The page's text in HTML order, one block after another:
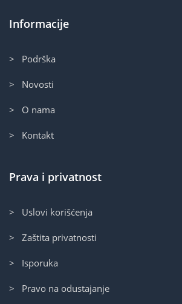
Informacije
> Podrška
> Novosti
> O nama
> Kontakt
Prava i privatnost
> Uslovi korišćenja
> Zaštita privatnosti
> Isporuka
> Pravo na odustajanje